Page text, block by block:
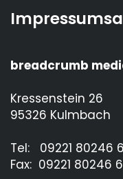
breadcrumb
Kressenstein 26
95326 Kulmbach
Tel: 09221 80246
Fax: 09221 80246